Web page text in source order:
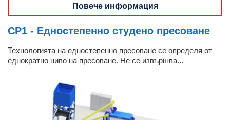
Повече информация
CP1 - Едностепенно студено пресоване
Технологията на едностепенно пресоване се определя от
еднократно ниво на пресоване. Не се извършва...